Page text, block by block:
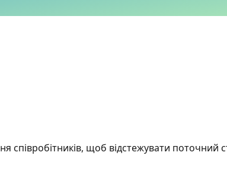
співробітників, щоб відстежувати поточний